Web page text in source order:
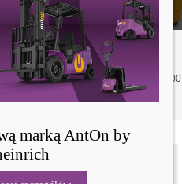
Produkty
by Jungheinrich CBH 2.5 z masztem 3300
marką AntOn by